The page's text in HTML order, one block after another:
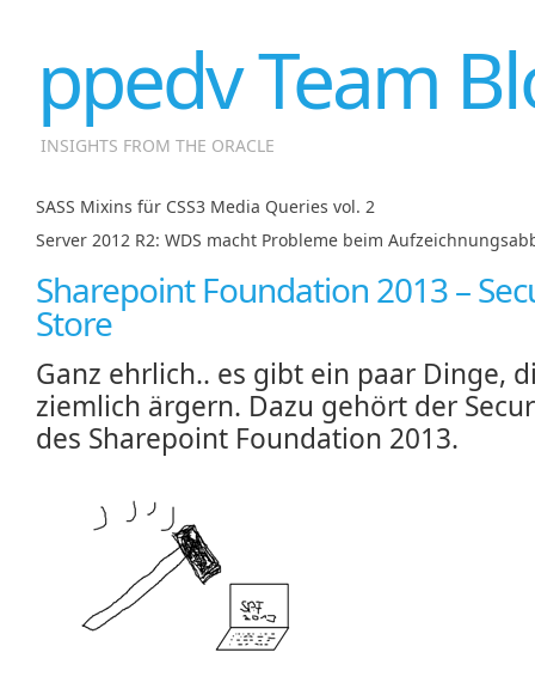
ppedv Team
INSIGHTS FROM THE ORACLE
SASS Mixins für CSS3 Media Queries vol. 2
Server 2012 R2: WDS macht Probleme beim
Sharepoint Foundation 2013 –
Store
Ganz ehrlich.. es gibt ein paar Dinge,
ziemlich ärgern. Dazu gehört der
des Sharepoint Foundation 2013.